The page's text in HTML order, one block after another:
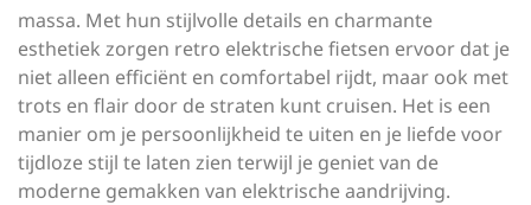
massa. Met hun stijlvolle details en charmante
esthetiek zorgen retro elektrische fietsen ervoor dat je
niet alleen efficiënt en comfortabel rijdt, maar ook met
trots en flair door de straten kunt cruisen. Het is een
manier om je persoonlijkheid te uiten en je liefde voor
tijdloze stijl te laten zien terwijl je geniet van de
moderne gemakken van elektrische aandrijving.